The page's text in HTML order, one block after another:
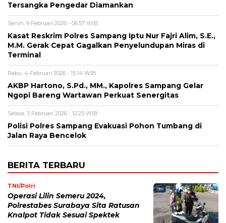
Tersangka Pengedar Diamankan
Senin, 9 Februari 2026 - 06:57 WIB
Kasat Reskrim Polres Sampang Iptu Nur Fajri Alim, S.E.,
M.M. Gerak Cepat Gagalkan Penyelundupan Miras di
Terminal
Rabu, 4 Februari 2026 - 15:14 WIB
AKBP Hartono, S.Pd., MM., Kapolres Sampang Gelar
Ngopi Bareng Wartawan Perkuat Senergitas
Selasa, 3 Februari 2026 - 12:25 WIB
Polisi Polres Sampang Evakuasi Pohon Tumbang di
Jalan Raya Bencelok
BERITA TERBARU
TNI/Polri
Operasi Lilin Semeru 2024,
Polrestabes Surabaya Sita Ratusan
Knalpot Tidak Sesuai Spektek